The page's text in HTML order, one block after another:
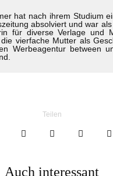
hat nach ihrem Studium
absolviert und war
für diverse Verlage und
vierfache Mutter als
Werbeagentur between
Teilen
Auch interessant